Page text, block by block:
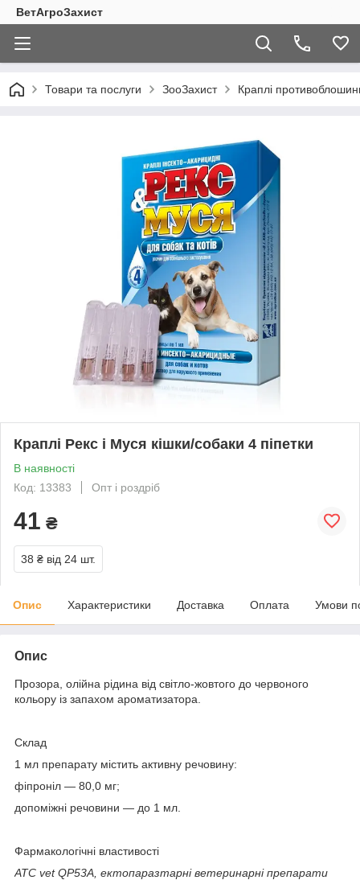
ВетАгроЗахист
Товари та послуги ЗооЗахист Краплі
Краплі Рекс і Муся кішки/собаки 4 піпетки
В наявності
Код: 13383
Опт і роздріб
41 ₴
38 ₴ від 24 шт.
Опис Характеристики Доставка Оплата Умови
Опис
Прозора, олійна рідина від світло-жовтого до червоного
кольору із запахом ароматизатора.
Склад
1 мл препарату містить активну речовину:
фіпроніл — 80,0 мг;
допоміжні речовини — до 1 мл.
Фармакологічні властивості
АТС vet QP53A, ектопаразтарні ветеринарні препарати